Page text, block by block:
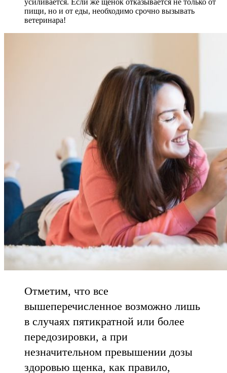
усиливается. Если же щенок отказывается не только от
пищи, но и от еды, необходимо срочно вызывать
ветеринара!
Отметим, что все
вышеперечисленное возможно лишь
в случаях пятикратной или более
передозировки, а при
незначительном превышении дозы
здоровью щенка, как правило,